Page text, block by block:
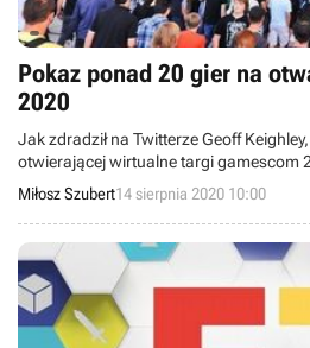
Pokaz ponad 20 gier na
2020
Jak zdradził na Twitterze Geoff
otwierającej wirtualne targi gamescom
zostanie ponad 20 gier. Wydarzenie
godzinie 20:00 czasu polskiego.
Miłosz Szubert14 sierpnia 2020 10:00